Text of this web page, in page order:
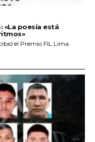
«La poesía está
el Premio FIL Lima